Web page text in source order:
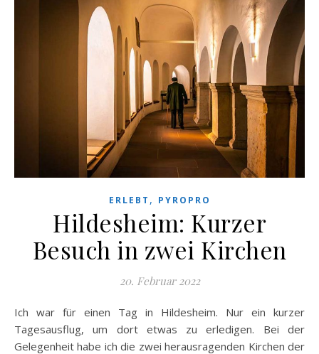
ERLEBT , PYROPRO
Hildesheim: Kurzer
Besuch in zwei Kirchen
20. Februar 2022
Ich war für einen Tag in Hildesheim. Nur ein kurzer
Tagesausflug, um dort etwas zu erledigen. Bei der
Gelegenheit habe ich die zwei herausragenden Kirchen der